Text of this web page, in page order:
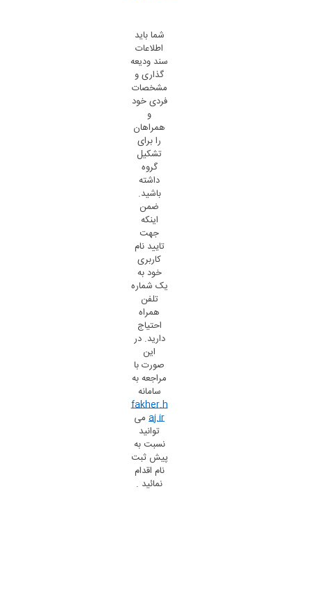
شما باید
اطلاعات
سند ودیعه
گذاری و
مشخصات
فردی خود
و
همراهان
را برای
تشکیل
گروه
داشته
باشید.
ضمن
اینکه
جهت
تایید نام
کاربری
خود به
یک شماره
تلفن
همراه
احتیاج
دارید. در
این
صورت با
مراجعه به
سامانه
fakher.h
aj.ir می
توانید
نسبت به
پیش ثبت
نام اقدام
نمائید .